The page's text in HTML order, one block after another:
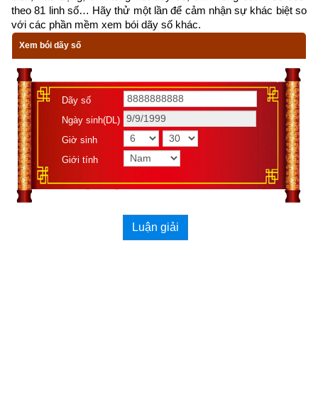
theo 81 linh số… Hãy thử một lần để cảm nhận sự khác biệt so
với các phần mềm xem bói dãy số khác.
Xem bói dãy số
Dãy số
Ngày sinh(DL)
Giờ sinh
Giới tính
Luận giải